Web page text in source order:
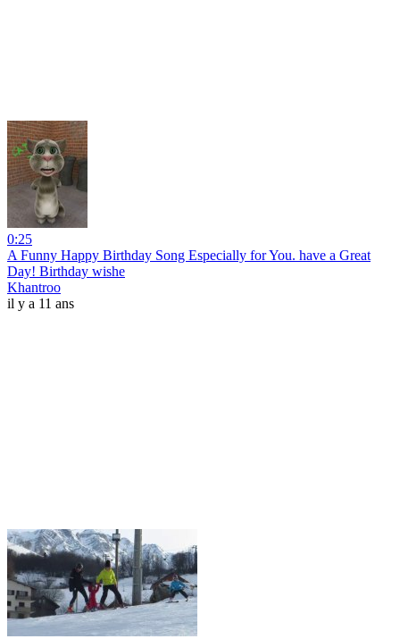
0:25
A Funny Happy Birthday Song Especially for You. have a Great
Day! Birthday wishe
Khantroo
il y a 11 ans